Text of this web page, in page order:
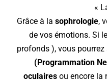
«
Grâce à la sophrologie,
de vos émotions. Si
profonds ), vous
(Programmation
oculairesou encore la